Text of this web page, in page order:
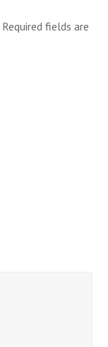
Required fields are